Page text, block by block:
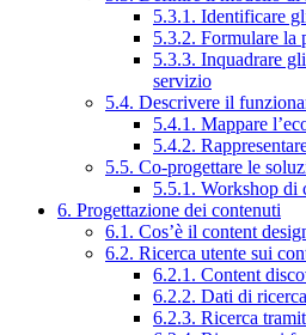
5.3.1. Identificare
5.3.2. Formulare la
5.3.3. Inquadrare
servizio
5.4. Descrivere il
5.4.1. Mappare
5.4.2.
5.5. Co-progettare le
5.5.1. Workshop di
6. Progettazione dei contenuti
6.1. Cos’è il content
6.2. Ricerca utente sui
6.2.1. Content
6.2.2. Dati di
6.2.3. Ricerca